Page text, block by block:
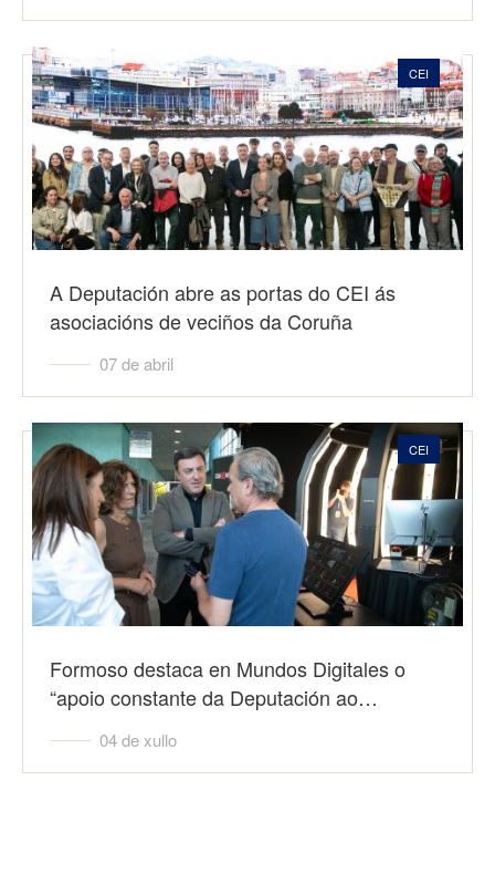
CEI
A Deputación abre as portas do CEI ás
asociacións de veciños da Coruña
07 de abril
CEI
Formoso destaca en Mundos Digitales o
“apoio constante da Deputación ao…
04 de xullo